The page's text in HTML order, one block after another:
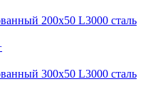
200х50 L3000 сталь
300х50 L3000 сталь